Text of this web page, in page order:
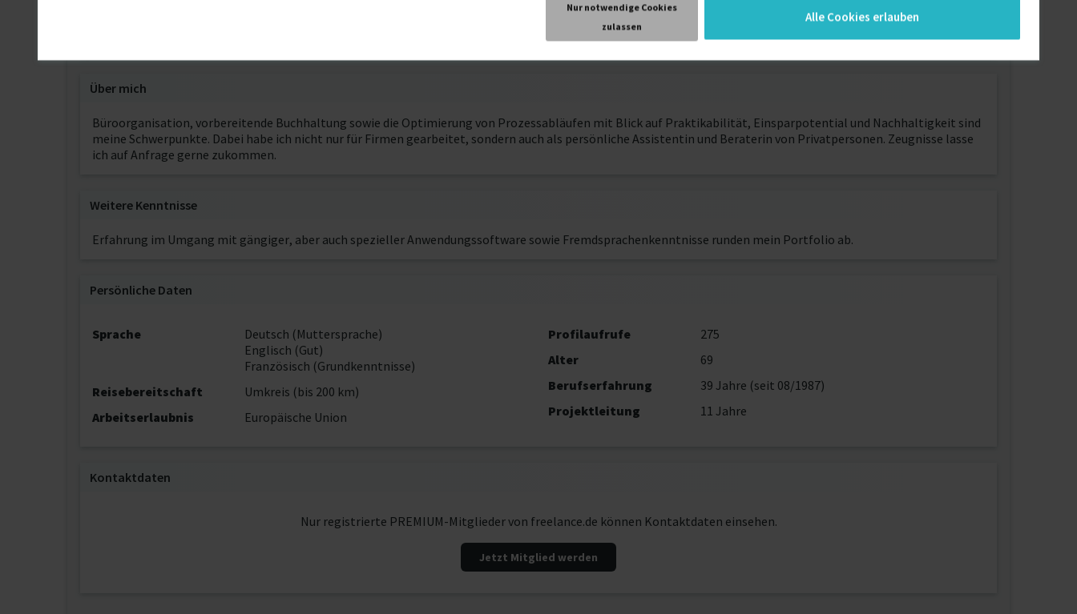
Nur notwendige Cookies
zulassen
Alle Cookies erlauben
2007
Über mich
Büroorganisation, vorbereitende Buchhaltung sowie die Optimierung von Prozessabläufen mit Blick auf Praktikabilität, Einsparpotential und Nachhaltigkeit sind
meine Schwerpunkte. Dabei habe ich nicht nur für Firmen gearbeitet, sondern auch als persönliche Assistentin und Beraterin von Privatpersonen. Zeugnisse lasse
ich auf Anfrage gerne zukommen.
Weitere Kenntnisse
Erfahrung im Umgang mit gängiger, aber auch spezieller Anwendungssoftware sowie Fremdsprachenkenntnisse runden mein Portfolio ab.
Persönliche Daten
Sprache
Deutsch (Muttersprache)
Englisch (Gut)
Französisch (Grundkenntnisse)
Reisebereitschaft
Umkreis (bis 200 km)
Arbeitserlaubnis
Europäische Union
Profilaufrufe
275
Alter
69
Berufserfahrung
39 Jahre (seit 08/1987)
Projektleitung
11 Jahre
Kontaktdaten
Nur registrierte PREMIUM-Mitglieder von freelance.de können Kontaktdaten einsehen.
Jetzt Mitglied werden